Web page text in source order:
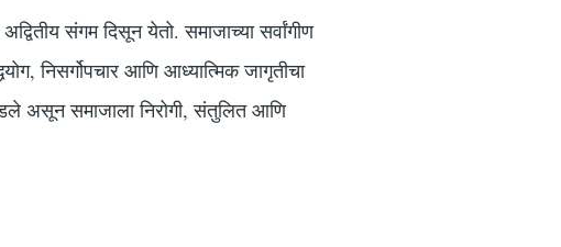
संगम दिसून येतो. समाजाच्या सर्वांगीण
निसर्गोपचार आणि आध्यात्मिक जागृतीचा
असून समाजाला निरोगी, संतुलित आणि